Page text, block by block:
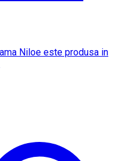
Niloe este produsa in